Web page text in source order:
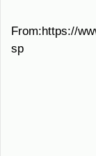
From:https://
sp